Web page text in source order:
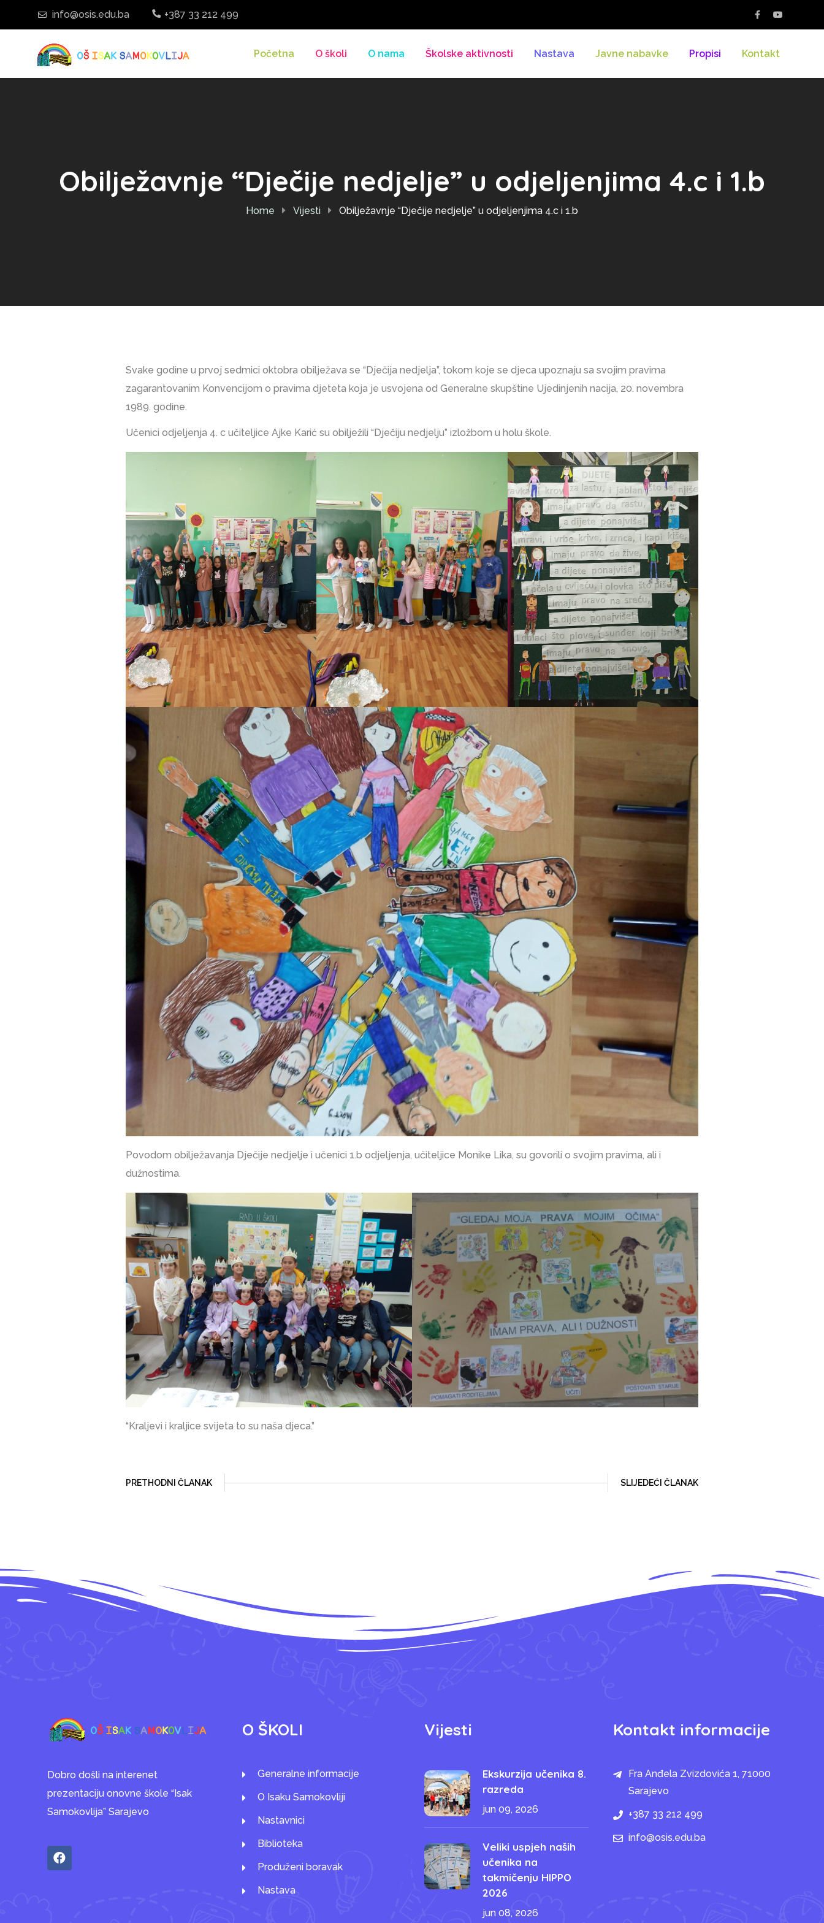
info@osis.edu.ba +387 33 212 499
Početna O školi O nama Školske aktivnosti Nastava Javne nabavke Propisi Kontakt
Obilježavnje “Dječije nedjelje” u odjeljenjima 4.c i 1.b
Home Vijesti Obilježavnje “Dječije nedjelje” u odjeljenjima 4.c i 1.b
Svake godine u prvoj sedmici oktobra obilježava se “Dječija nedjelja”, tokom koje se djeca upoznaju sa svojim pravima
zagarantovanim Konvencijom o pravima djeteta koja je usvojena od Generalne skupštine Ujedinjenih nacija, 20. novembra
1989. godine.
Učenici odjeljenja 4. c učiteljice Ajke Karić su obilježili “Dječiju nedjelju” izložbom u holu škole.
Povodom obilježavanja Dječije nedjelje i učenici 1.b odjeljenja, učiteljice Monike Lika, su govorili o svojim pravima, ali i
dužnostima.
“Kraljevi i kraljice svijeta to su naša djeca.”
PRETHODNI ČLANAK SLIJEDEĆI ČLANAK
Dobro došli na interenet
prezentaciju onovne škole “Isak
Samokovlija” Sarajevo
O ŠKOLI
Generalne informacije
O Isaku Samokovliji
Nastavnici
Biblioteka
Produženi boravak
Nastava
Vijesti
Ekskurzija učenika 8.
razreda
jun 09, 2026
Veliki uspjeh naših
učenika na
takmičenju HIPPO
2026
jun 08, 2026
Kontakt informacije
Fra Anđela Zvizdovića 1, 71000
Sarajevo
+387 33 212 499
info@osis.edu.ba